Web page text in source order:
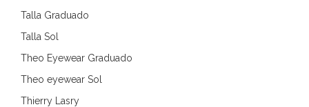
Talla Graduado
Talla Sol
Theo Eyewear Graduado
Theo eyewear Sol
Thierry Lasry